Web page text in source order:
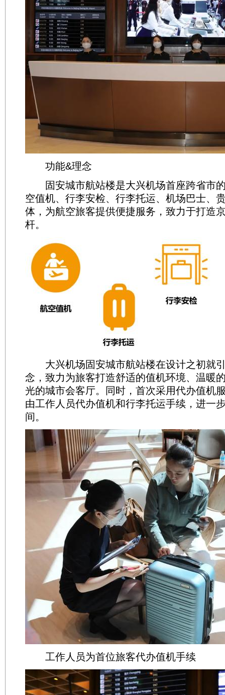
功能&理念
固安城市航站楼是大兴机场首座跨省市
空值机、行李安检、行李托运、机场巴士、
体，为航空旅客提供便捷服务，致力于打造
杆。
大兴机场固安城市航站楼在设计之初就
念，致力为旅客打造舒适的值机环境、温暖
光的城市会客厅。同时，首次采用代办值机
由工作人员代办值机和行李托运手续，进一
间。
工作人员为首位旅客代办值机手续